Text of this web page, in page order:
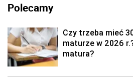
Polecamy
Czy trzeba mieć
maturze w 2026
matura?